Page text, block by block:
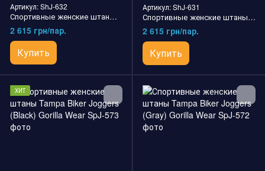
Артикул: ShJ-632
Спортивные женские штаны Shawnee Joggers (Mixed Gray) Gorilla Wear
2 615 грн/пар.
Купить
Артикул: ShJ-631
Спортивные женские штаны Shawnee Joggers (Mixed Red) Gorilla Wear
2 615 грн/пар.
Купить
ХИТ